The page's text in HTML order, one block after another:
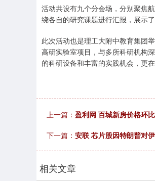
活动共设有九个分会场，分别聚焦
绕各自的研究课题进行汇报，展示
此次活动也是理工大附中教育集团
高研实验室项目，与多所科研机构
的科研设备和丰富的实践机会，更
上一篇： 盈利网 百城新房价格环
下一篇： 安联 芯片股因特朗普对
相关文章